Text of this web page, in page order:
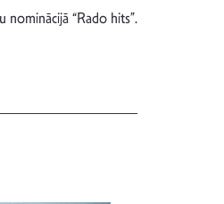
nominācijā “Rado hits”.